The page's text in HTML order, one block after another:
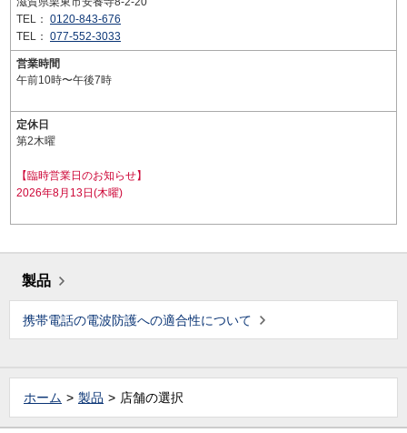
TEL： 0120-843-676
TEL： 077-552-3033
営業時間
午前10時〜午後7時
定休日
第2木曜
【臨時営業日のお知らせ】
2026年8月13日(木曜)
製品
携帯電話の電波防護への適合性について
ホーム 製品 店舗の選択